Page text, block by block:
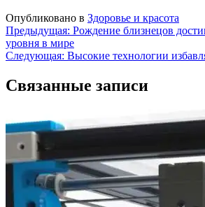
Опубликовано в Здоровье и красота
Навигация
по
Предыдущая: Рождение близнецов
уровня в мире
Следующая: Высокие технологии
Связанные записи